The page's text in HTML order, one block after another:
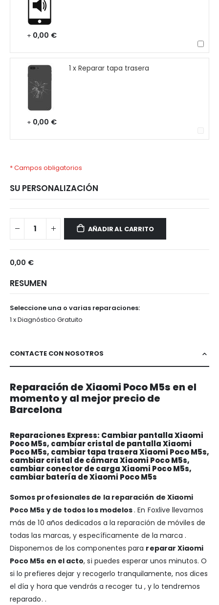
+ 0,00 €
1 x Reparar tapa trasera
+ 0,00 €
* Campos obligatorios
SU PERSONALIZACIÓN
AÑADIR AL CARRITO
0,00 €
RESUMEN
Seleccione una o varias reparaciones:
1 x Diagnóstico Gratuito
CONTACTE CON NOSOTROS
Reparación de Xiaomi Poco M5s en el
momento y al mejor precio de
Barcelona
Reparaciones Express: Cambiar pantalla Xiaomi
Poco M5s, cambiar cristal de pantalla Xiaomi
Poco M5s, cambiar tapa trasera Xiaomi Poco M5s,
cambiar cristal de cámara Xiaomi Poco M5s,
cambiar conector de carga Xiaomi Poco M5s,
cambiar batería de Xiaomi Poco M5s
Somos profesionales de la reparación de Xiaomi
Poco M5s y de todos los modelos. En Foxlive llevamos
más de 10 años dedicados a la reparación de móviles de
todas las marcas, y específicamente de la marca .
Disponemos de los componentes para reparar Xiaomi
Poco M5s en el acto, si puedes esperar unos minutos. O
si lo prefieres dejar y recogerlo tranquilamente, nos dices
el día y hora que vendrás a recoger tu , y lo tendremos
reparado. .